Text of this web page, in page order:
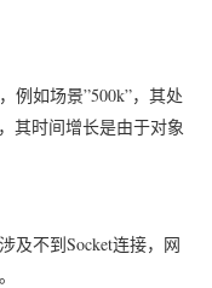
例如场景”500k”，其处
其时间增长是由于对象
及不到 Socket连接，网